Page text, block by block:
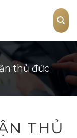
thủ đức
THỦ